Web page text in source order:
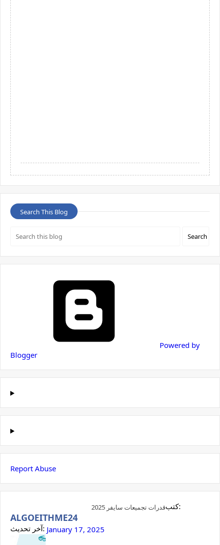
Search This Blog
Powered by
Blogger
Report Abuse
قدرات تجميعات سايفر 2025 كتب:
ALGOEITHME24
آخر تحديث: January 17, 2025